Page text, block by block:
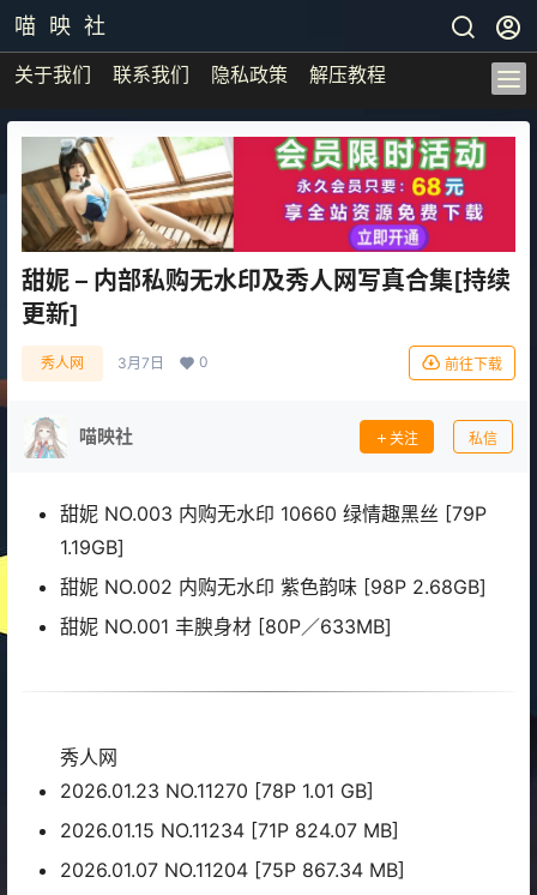
喵 映 社
关于我们 联系我们 隐私政策 解压教程
甜妮 – 内部私购无水印及秀人网写真合集[持续
更新]
秀人网 3月7日 0 前往下载
喵映社 关注 私信
甜妮 NO.003 内购无水印 10660 绿情趣黑丝 [79P
1.19GB]
甜妮 NO.002 内购无水印 紫色韵味 [98P 2.68GB]
甜妮 NO.001 丰腴身材 [80P／633MB]
秀人网
2026.01.23 NO.11270 [78P 1.01 GB]
2026.01.15 NO.11234 [71P 824.07 MB]
2026.01.07 NO.11204 [75P 867.34 MB]